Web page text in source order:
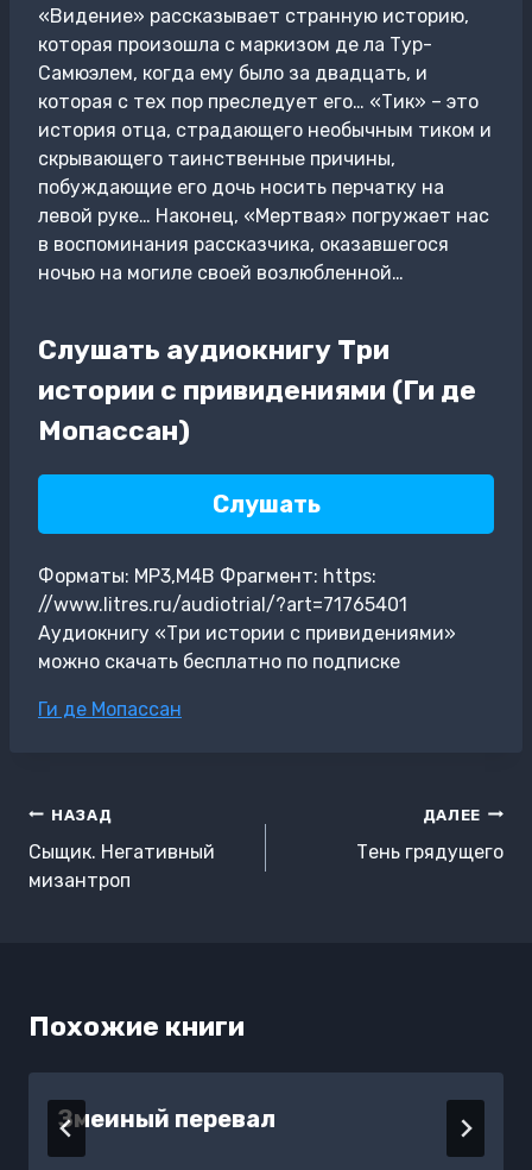
«Видение» рассказывает странную историю,
которая произошла с маркизом де ла Тур-
Самюэлем, когда ему было за двадцать, и
которая с тех пор преследует его… «Тик» – это
история отца, страдающего необычным тиком и
скрывающего таинственные причины,
побуждающие его дочь носить перчатку на
левой руке… Наконец, «Мертвая» погружает нас
в воспоминания рассказчика, оказавшегося
ночью на могиле своей возлюбленной…
Слушать аудиокнигу Три
истории с привидениями (Ги де
Мопассан)
Слушать
Форматы: MP3,M4B Фрагмент: https:
//www.litres.ru/audiotrial/?art=71765401
Аудиокнигу «Три истории с привидениями»
можно скачать бесплатно по подписке
Метки
Ги де Мопассан
Навигация
по
записям
НАЗАД
Сыщик. Негативный
мизантроп
ДАЛЕЕ
Тень грядущего
Похожие книги
Змеиный перевал